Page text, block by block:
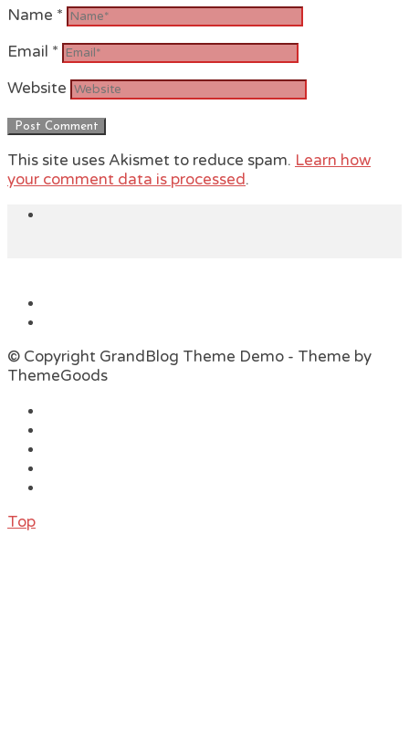
Name *
Email *
Website
This site uses Akismet to reduce spam. Learn how
your comment data is processed.
© Copyright GrandBlog Theme Demo - Theme by
ThemeGoods
Top